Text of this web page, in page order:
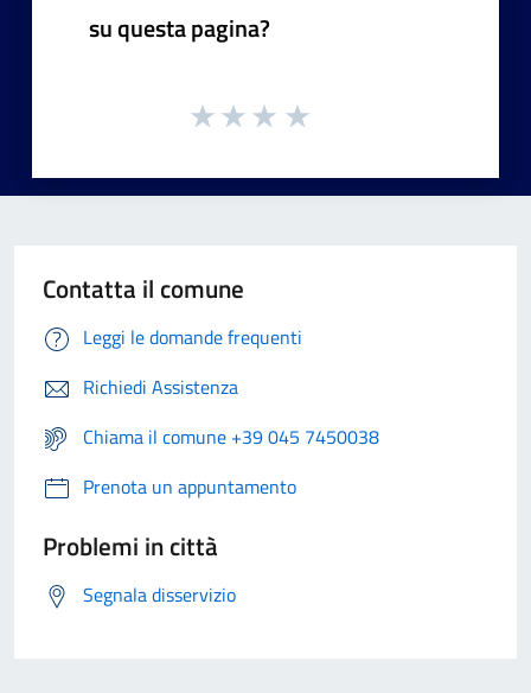
su questa pagina?
Contatta il comune
Leggi le domande frequenti
Richiedi Assistenza
Chiama il comune +39 045 7450038
Prenota un appuntamento
Problemi in città
Segnala disservizio